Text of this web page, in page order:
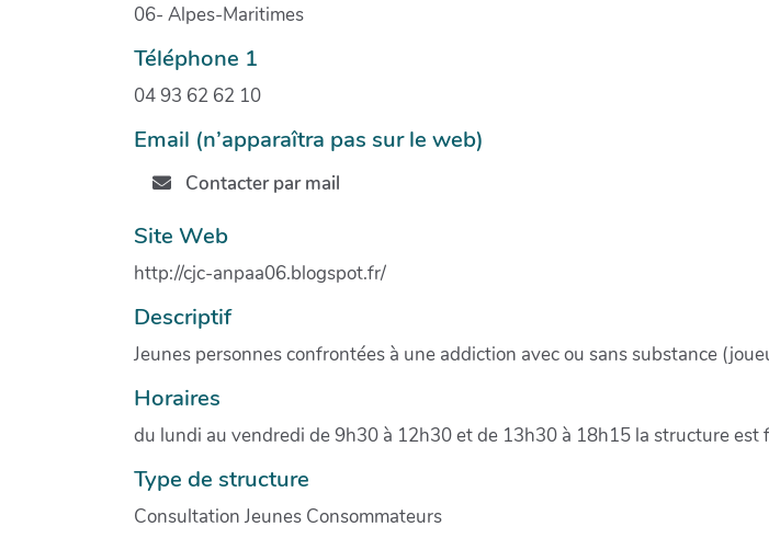
06- Alpes-Maritimes
Téléphone 1
04 93 62 62 10
Email (n’apparaîtra pas sur le web)
Contacter par mail
Site Web
http://cjc-anpaa06.blogspot.fr/
Descriptif
Jeunes personnes confrontées à une addiction avec ou sans substance
Horaires
du lundi au vendredi de 9h30 à 12h30 et de 13h30 à 18h15 la structure est
Type de structure
Consultation Jeunes Consommateurs